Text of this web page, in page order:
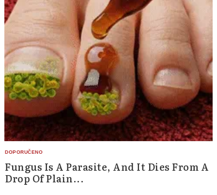
Fungus Is A Parasite, And It Dies From A
Drop Of Plain...